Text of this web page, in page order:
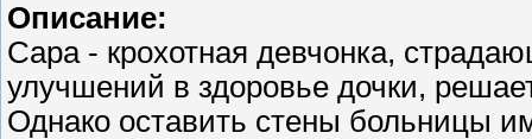
Описание:
Сара - крохотная девчонка,
улучшений в здоровье дочки,
Однако оставить стены больницы